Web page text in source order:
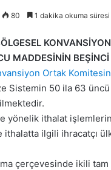
80 1 dakika okuma süresi
MADDESİNİN
Ortak
Sistemin 50 ila 63
yönelik ithalat
ithalatta ilgili ihracatçı
çerçevesinde ikili